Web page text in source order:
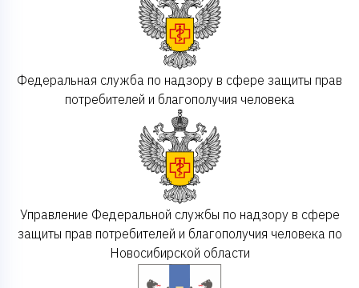
Федеральная служба по надзору в сфере защиты прав
потребителей и благополучия человека
Управление Федеральной службы по надзору в сфере
защиты прав потребителей и благополучия человека по
Новосибирской области